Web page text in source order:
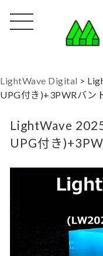
LightWave Digital >
UPG付き)+3PWRバン
LightWave
UPG付き